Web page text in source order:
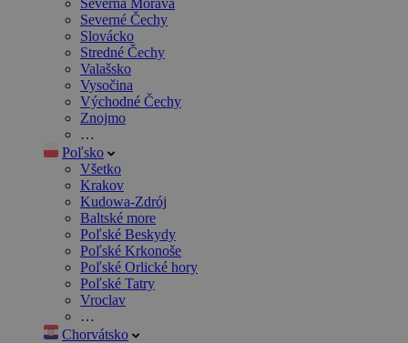
Severná Morava
Severné Čechy
Slovácko
Stredné Čechy
Valašsko
Vysočina
Východné Čechy
Znojmo
…
Poľsko
Všetko
Krakov
Kudowa-Zdrój
Baltské more
Poľské Beskydy
Poľské Krkonoše
Poľské Orlické hory
Poľské Tatry
Vroclav
…
Chorvátsko